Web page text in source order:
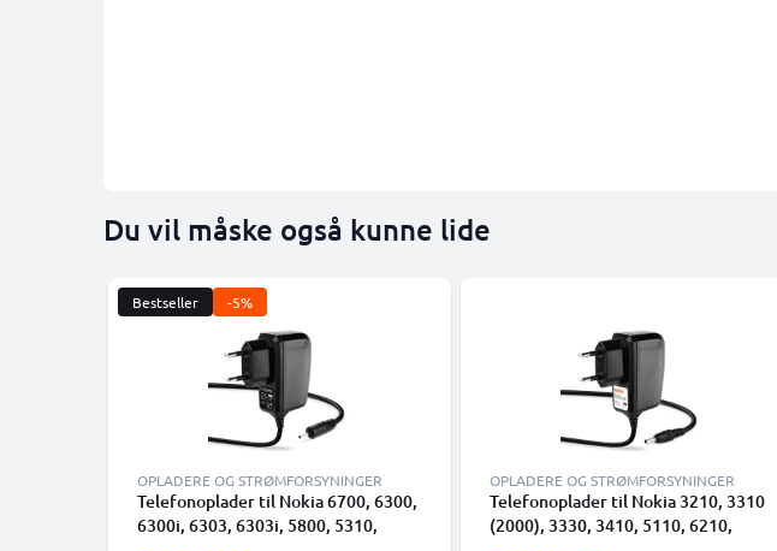
Du vil måske også kunne lide
Bestseller -5%
OPLADERE OG STRØMFORSYNINGER
Telefonoplader til Nokia 6700, 6300,
6300i, 6303, 6303i, 5800, 5310,
OPLADERE OG STRØMFORSYNINGER
Telefonoplader til Nokia 3210, 3310
(2000), 3330, 3410, 5110, 6210,